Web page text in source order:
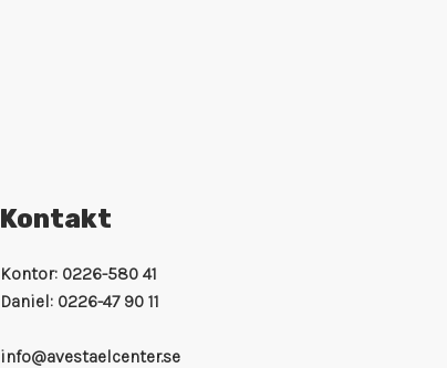
Kontakt
Kontor: 0226-580 41
Daniel: 0226-47 90 11
info@avestaelcenter.se